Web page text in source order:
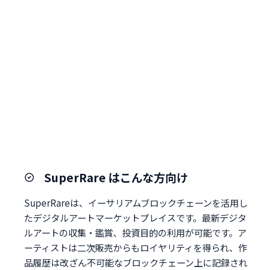
SuperRare はこんな方向け
SuperRareは、イーサリアムブロックチェーンを活用し
たデジタルアートマーケットプレイスです。最新デジタ
ルアートの収集・鑑賞、投資目的の利用が可能です。ア
ーティストは二次販売からもロイヤリティを得られ、作
品履歴は改ざん不可能なブロックチェーン上に記録され